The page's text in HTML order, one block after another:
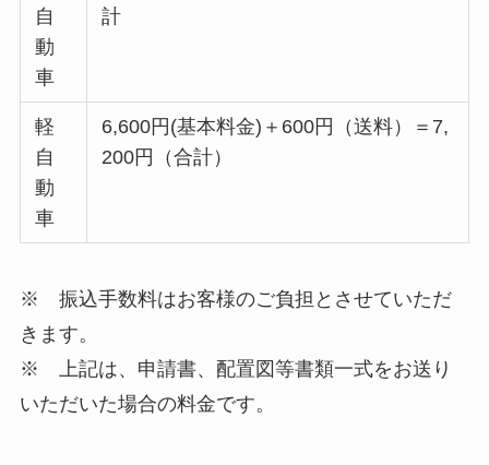
自
動
車
計
軽
自
動
車
6,600円(基本料金)＋600円（送料）＝7,
200円（合計）
※ 振込手数料はお客様のご負担とさせていただ
きます。
※ 上記は、申請書、配置図等書類一式をお送り
いただいた場合の料金です。